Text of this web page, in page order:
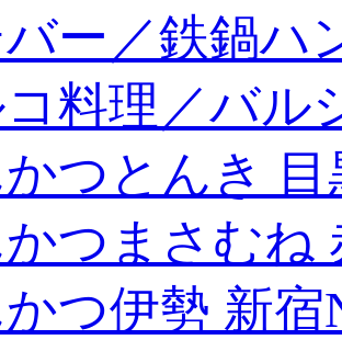
ー／鉄鍋ハ
コ料理／バル
つとんき
かつまさむね
つ伊勢 新宿